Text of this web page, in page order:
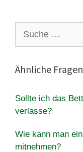
nach:
Ähnliche Fragen
Sollte ich das
verlasse?
Wie kann man
mitnehmen?